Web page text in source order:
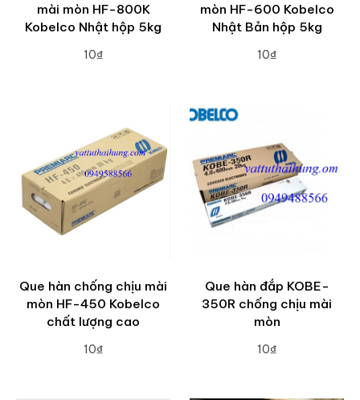
mài mòn HF-800K
Kobelco Nhật hộp 5kg
10₫
mòn HF-600 Kobelco
Nhật Bản hộp 5kg
10₫
Que hàn chống chịu mài
mòn HF-450 Kobelco
chất lượng cao
10₫
Que hàn đắp KOBE-
350R chống chịu mài
mòn
10₫